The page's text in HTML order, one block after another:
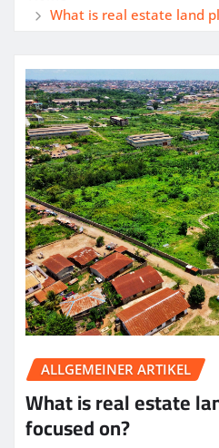
What is real estate land
ALLGEMEINER ARTIKEL
What is real estate
focused on?